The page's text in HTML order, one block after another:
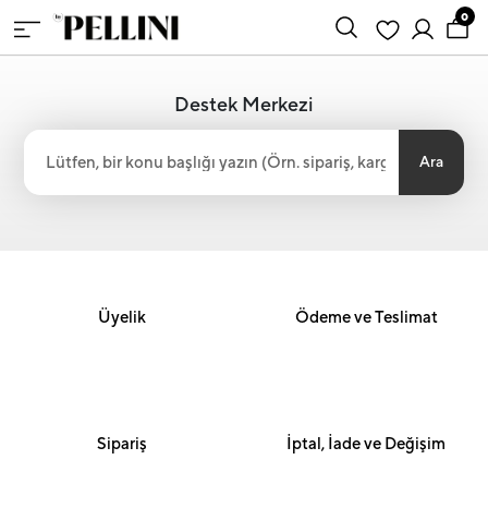
0
Destek Merkezi
Ara
Üyelik Ödeme ve Teslimat
Sipariş İptal, İade ve Değişim